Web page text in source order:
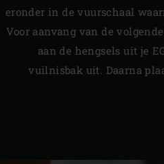
eronder in de vuurschaal
Voor aanvang van de
aan de hengsels uit je
vuilnisbak uit. Daarna